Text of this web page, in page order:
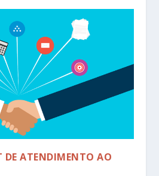
DE ATENDIMENTO AO